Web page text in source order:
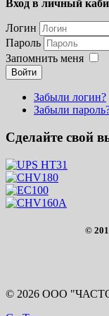
Вход в личный
Логин
Пароль
Запомнить меня
Войти
Забыли логин?
Забыли
Сделайте свой
©
© 2026 ООО